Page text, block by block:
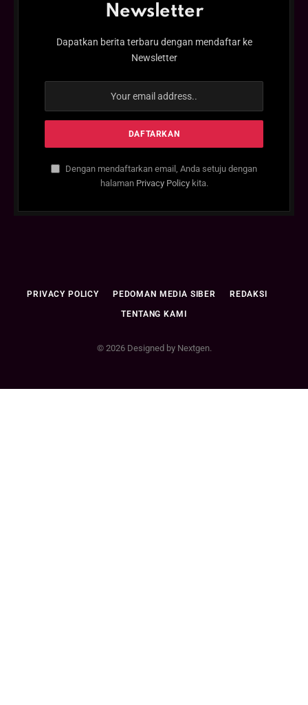
Newsletter
Dapatkan berita terbaru dengan mendaftar ke
Newsletter
Dengan mendaftarkan email, Anda setuju dengan
halaman Privacy Policykita.
PRIVACY POLICY PEDOMAN MEDIA SIBER REDAKSI
TENTANG KAMI
© 2026 Designed by Nextgen.